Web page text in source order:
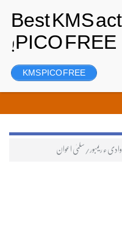
رجسٹر
وادیء ریمبور/سلمیٰ اعوان
KMS PICO FREE